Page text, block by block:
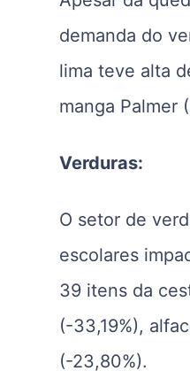
demanda do
lima teve alta
manga Palmer
Verduras:
O setor de
escolares
39 itens da
(-33,19%),
(-23,80%).